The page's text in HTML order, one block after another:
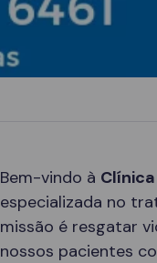
Bem-vindo à
especializada no
missão é resgatar
nossos pacientes